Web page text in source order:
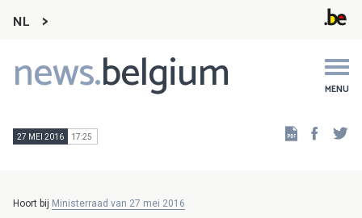
NL
news.belgium MENU
Main
navigation
27 MEI 2016 17:25
Hoort bij Ministerraad van 27 mei 2016